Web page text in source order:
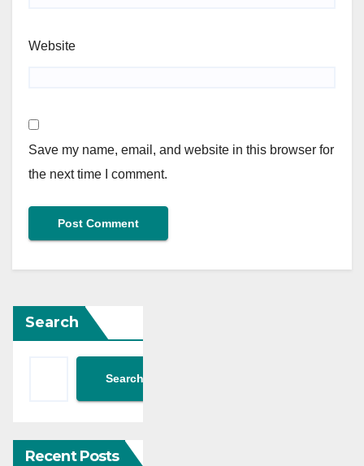
Website
Save my name, email, and website in this browser for
the next time I comment.
Search
Search
Recent Posts